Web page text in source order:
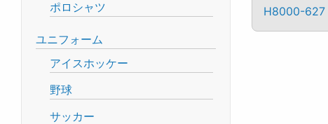
H8000-627
ポロシャツ
ユニフォーム
アイスホッケー
野球
サッカー